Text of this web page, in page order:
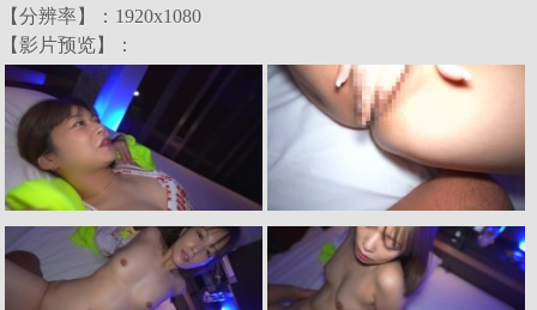
【分辨率】：1920x1080
【影片预览】：